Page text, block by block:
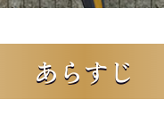
あらすじ